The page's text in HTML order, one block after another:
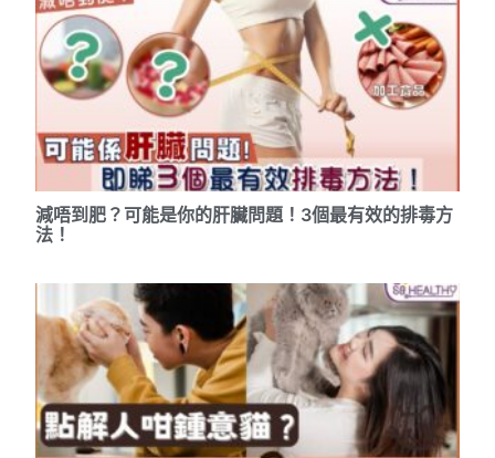
減唔到肥？可能是你的肝臟問題！3個最有效的排毒方
法！